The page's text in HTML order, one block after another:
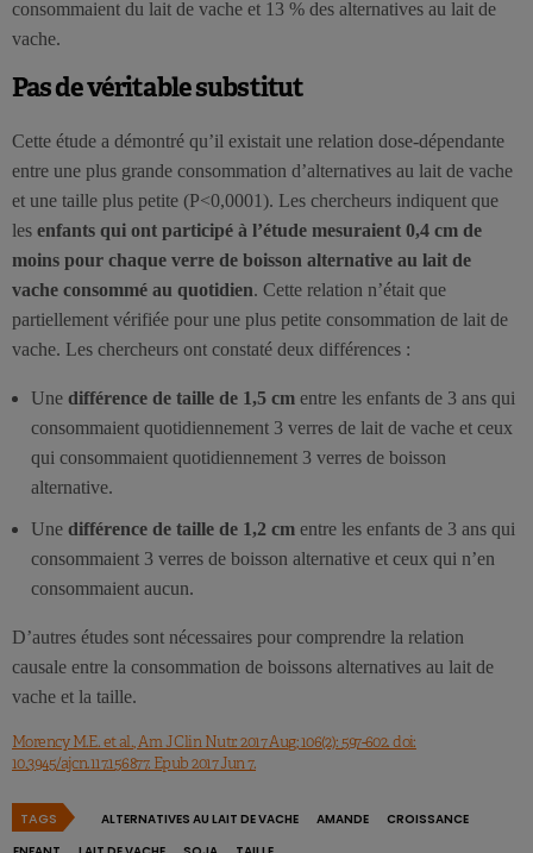
consommaient du lait de vache et 13 % des alternatives au lait de
vache.
Pas de véritable substitut
Cette étude a démontré qu’il existait une relation dose-dépendante
entre une plus grande consommation d’alternatives au lait de vache
et une taille plus petite (P<0,0001). Les chercheurs indiquent que
les enfants qui ont participé à l’étude mesuraient 0,4 cm de
moins pour chaque verre de boisson alternative au lait de
vache consommé au quotidien. Cette relation n’était que
partiellement vérifiée pour une plus petite consommation de lait de
vache. Les chercheurs ont constaté deux différences :
Une différence de taille de 1,5 cm entre les enfants de 3 ans qui
consommaient quotidiennement 3 verres de lait de vache et ceux
qui consommaient quotidiennement 3 verres de boisson
alternative.
Une différence de taille de 1,2 cm entre les enfants de 3 ans qui
consommaient 3 verres de boisson alternative et ceux qui n’en
consommaient aucun.
D’autres études sont nécessaires pour comprendre la relation
causale entre la consommation de boissons alternatives au lait de
vache et la taille.
Morency M.E. et al., Am J Clin Nutr. 2017 Aug; 106(2): 597-602. doi:
10.3945/ajcn.117.156877. Epub 2017 Jun 7.
TAGS ALTERNATIVES AU LAIT DE VACHE AMANDE
CROISSANCE